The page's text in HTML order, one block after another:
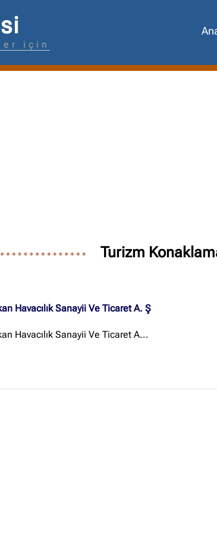
için
Turizm
Havacılık Sanayii Ve Ticaret A. Ş
Havacılık Sanayii Ve Ticaret A...
Site içi arama